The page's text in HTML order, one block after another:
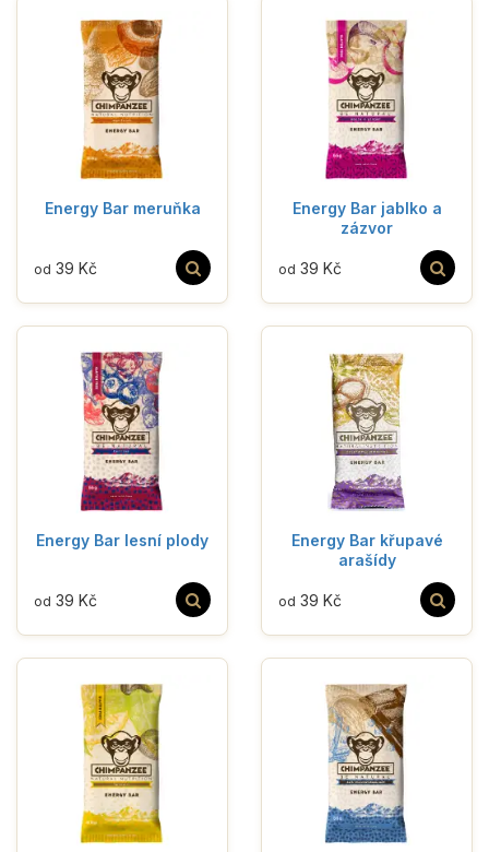
Energy Bar meruňka
od 39 Kč
Energy Bar jablko a
zázvor
od 39 Kč
Energy Bar lesní plody
od 39 Kč
Energy Bar křupavé
arašídy
od 39 Kč